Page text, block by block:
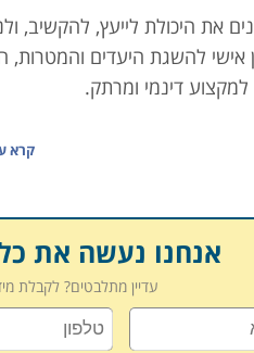
את היכולת לייעץ,
אישי להשגת היעדים
למקצוע דינמי ומרתק.
לסייע לחסרי יכולת הקשבה
)
קרא
אנחנו נעשה את
עדיין מתלבטים? לקבלת